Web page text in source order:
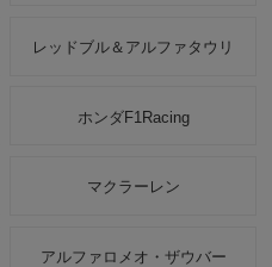
レッドブル＆アルファタウリ
ホンダF1Racing
マクラーレン
アルファロメオ・ザウバー